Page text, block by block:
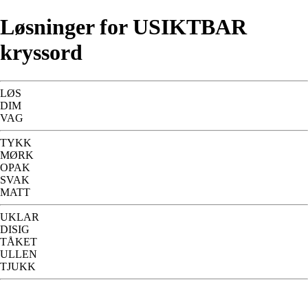
Løsninger for USIKTBAR
kryssord
LØS
DIM
VAG
TYKK
MØRK
OPAK
SVAK
MATT
UKLAR
DISIG
TÅKET
ULLEN
TJUKK